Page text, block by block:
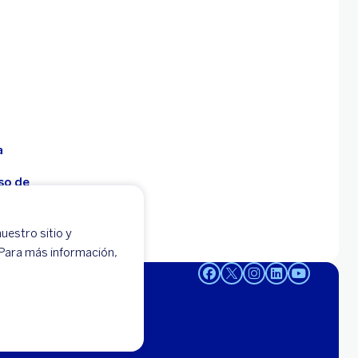
sitio y
más información,
de
-